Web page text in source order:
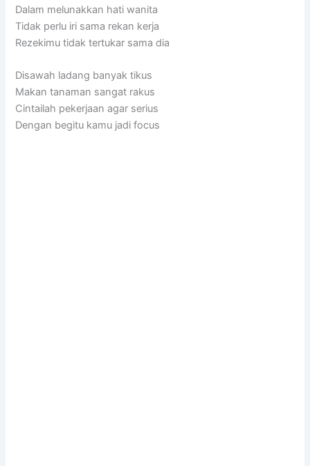
Dalam melunakkan hati wanita
Tidak perlu iri sama rekan kerja
Rezekimu tidak tertukar sama dia
Disawah ladang banyak tikus
Makan tanaman sangat rakus
Cintailah pekerjaan agar serius
Dengan begitu kamu jadi focus